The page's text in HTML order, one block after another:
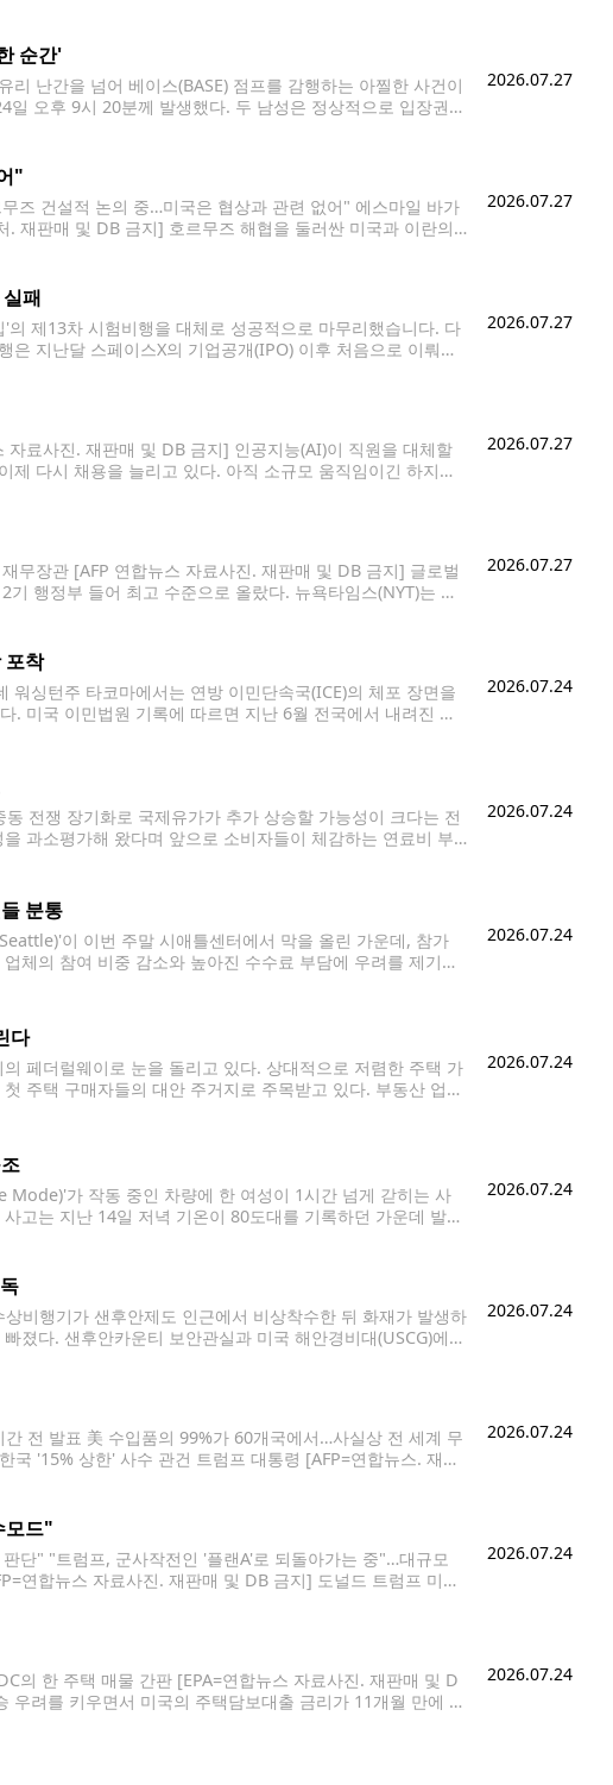
순간'
난간을 넘어 베이스(BASE) 점프를 감행하는 아찔한 사건이
오후 9시 20분께 발생했다. 두 남성은 정상적으로 입장권을
2026.07.27
"
즈 건설적 논의 중…미국은 협상과 관련 없어" 에스마일 바가
재판매 및 DB 금지] 호르무즈 해협을 둘러싼 미국과 이란의
2026.07.27
패
제13차 시험비행을 대체로 성공적으로 마무리했습니다. 다
지난달 스페이스X의 기업공개(IPO) 이후 처음으로 이뤄진
2026.07.27
료사진. 재판매 및 DB 금지] 인공지능(AI)이 직원을 대체할
다시 채용을 늘리고 있다. 아직 소규모 움직임이긴 하지만,
2026.07.27
무장관 [AFP 연합뉴스 자료사진. 재판매 및 DB 금지] 글로벌
행정부 들어 최고 수준으로 올랐다. 뉴욕타임스(NYT)는 트
2026.07.27
포착
싱턴주 타코마에서는 연방 이민단속국(ICE)의 체포 장면을
. 미국 이민법원 기록에 따르면 지난 6월 전국에서 내려진 추
2026.07.24
전쟁 장기화로 국제유가가 추가 상승할 가능성이 크다는 전
과소평가해 왔다며 앞으로 소비자들이 체감하는 연료비 부
2026.07.24
분통
이 이번 주말 시애틀센터에서 막을 올린 가운데, 참가
체의 참여 비중 감소와 높아진 수수료 부담에 우려를 제기했
2026.07.24
다
페더럴웨이로 눈을 돌리고 있다. 상대적으로 저렴한 주택 가
주택 구매자들의 대안 주거지로 주목받고 있다. 부동산 업계
2026.07.24
가 작동 중인 차량에 한 여성이 1시간 넘게 갇히는 사
고는 지난 14일 저녁 기온이 80도대를 기록하던 가운데 발생
2026.07.24
비행기가 샌후안제도 인근에서 비상착수한 뒤 화재가 발생하
졌다. 샌후안카운티 보안관실과 미국 해안경비대(USCG)에
2026.07.24
전 발표 美 수입품의 99%가 60개국에서…사실상 전 세계 무
'15% 상한' 사수 관건 트럼프 대통령 [AFP=연합뉴스. 재판
2026.07.24
모드"
단" "트럼프, 군사작전인 '플랜A'로 되돌아가는 중"…대규모
연합뉴스 자료사진. 재판매 및 DB 금지] 도널드 트럼프 미국
2026.07.24
의 한 주택 매물 간판 [EPA=연합뉴스 자료사진. 재판매 및 D
려를 키우면서 미국의 주택담보대출 금리가 11개월 만에 최
2026.07.24